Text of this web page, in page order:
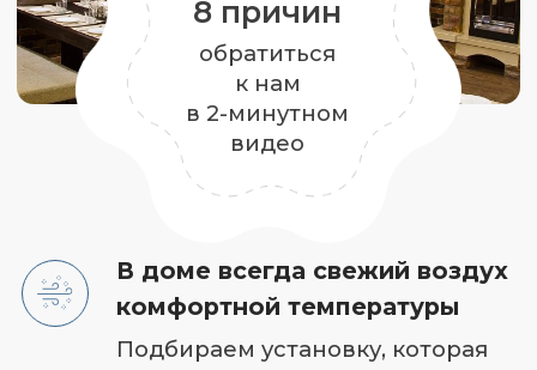
Благодаря грамотному проекту
мы сразу рассчитываем точную
стоимость.
Нам не нужно закладывать
в договор 10−20% про запас, как
это делают другие
Расчет сметы
с точностью 90% за 1 день
Если что‑то посчитали
неправильно
— платим из своего кармана
Сохраняем эстетику
дизайна интерьера